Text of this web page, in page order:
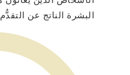
البشرة الناتج عن